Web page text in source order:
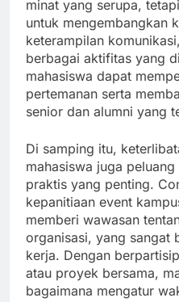
minat yang serupa,
untuk mengembangkan
keterampilan
berbagai aktifitas yang
mahasiswa dapat
pertemanan serta
senior dan alumni yang
Di samping itu,
mahasiswa juga
praktis yang penting.
kepanitiaan event
memberi wawasan
organisasi, yang sangat
kerja. Dengan
atau proyek bersama,
bagaimana mengatur